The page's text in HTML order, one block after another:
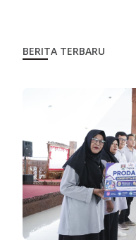
BERITA TERBARU